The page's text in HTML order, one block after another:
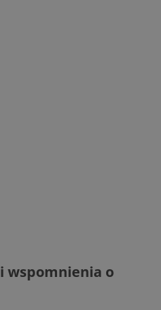
wspomnienia o